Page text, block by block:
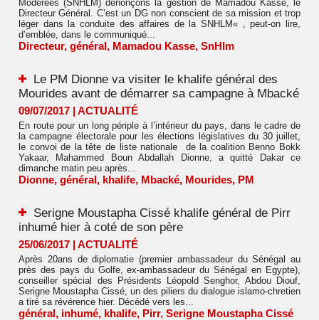
Modérées (SNHLM) dénonçons la gestion de Mamadou Kasse, le
Directeur Général. C’est un DG non conscient de sa mission et trop
léger dans la conduite des affaires de la SNHLM« , peut-on lire,
d’emblée, dans le communiqué...
Directeur, général, Mamadou Kasse, SnHlm
Le PM Dionne va visiter le khalife général des
Mourides avant de démarrer sa campagne à Mbacké
09/07/2017 | ACTUALITÉ
En route pour un long périple à l’intérieur du pays, dans le cadre de
la campagne électorale pour les élections législatives du 30 juillet,
le convoi de la tête de liste nationale de la coalition Benno Bokk
Yakaar, Mahammed Boun Abdallah Dionne, a quitté Dakar ce
dimanche matin peu après...
Dionne, général, khalife, Mbacké, Mourides, PM
Serigne Moustapha Cissé khalife général de Pirr
inhumé hier à coté de son père
25/06/2017 | ACTUALITÉ
Après 20ans de diplomatie (premier ambassadeur du Sénégal au
près des pays du Golfe, ex-ambassadeur du Sénégal en Egypte),
conseiller spécial des Présidents Léopold Senghor, Abdou Diouf,
Serigne Moustapha Cissé, un des piliers du dialogue islamo-chretien
a tiré sa révérence hier. Décédé vers les...
général, inhumé, khalife, Pirr, Serigne Moustapha Cissé